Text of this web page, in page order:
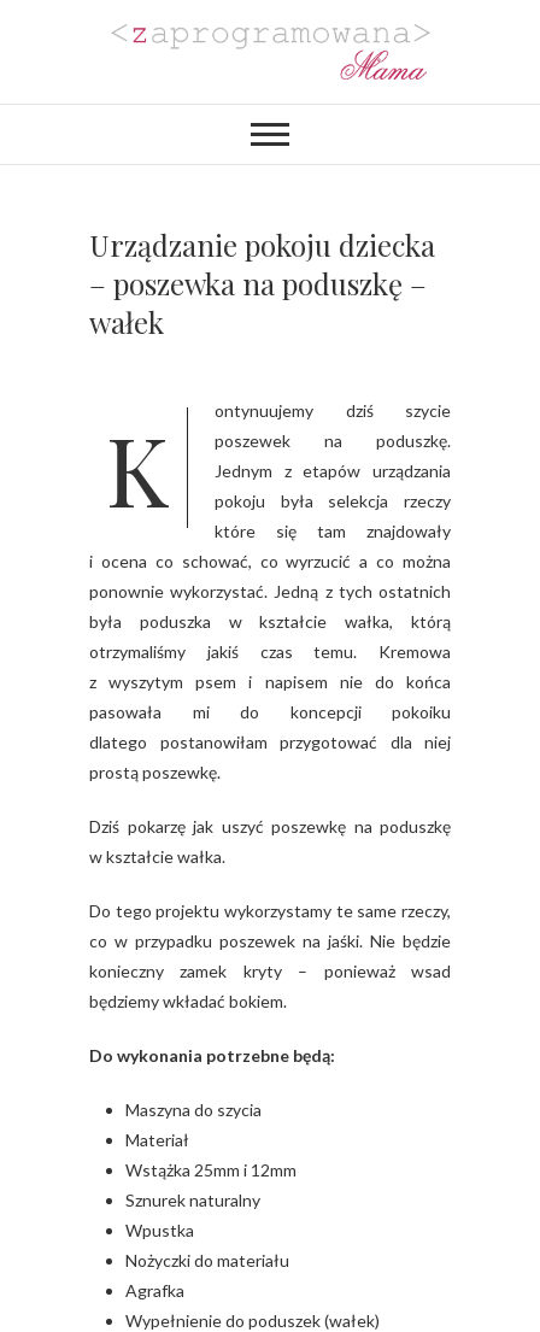
Zaprogramowana
Mama
ORGANIZACJI I REALIZACJI
WYJĄTKOWYCH WESEL.
Urządzanie pokoju dziecka
– poszewka na poduszkę –
wałek
Kontynuujemy dziś szycie
poszewek na poduszkę.
Jednym z etapów urządzania
pokoju była selekcja rzeczy
które się tam znajdowały
i ocena co schować, co wyrzucić a co można
ponownie wykorzystać. Jedną z tych ostatnich
była poduszka w kształcie wałka, którą
otrzymaliśmy jakiś czas temu. Kremowa
z wyszytym psem i napisem nie do końca
pasowała mi do koncepcji pokoiku
dlatego postanowiłam przygotować dla niej
prostą poszewkę.
Dziś pokarzę jak uszyć poszewkę na poduszkę
w kształcie wałka.
Do tego projektu wykorzystamy te same rzeczy,
co w przypadku poszewek na jaśki. Nie będzie
konieczny zamek kryty – ponieważ wsad
będziemy wkładać bokiem.
Do wykonania potrzebne będą:
Maszyna do szycia
Materiał
Wstążka 25mm i 12mm
Sznurek naturalny
Wpustka
Nożyczki do materiału
Agrafka
Wypełnienie do poduszek (wałek)